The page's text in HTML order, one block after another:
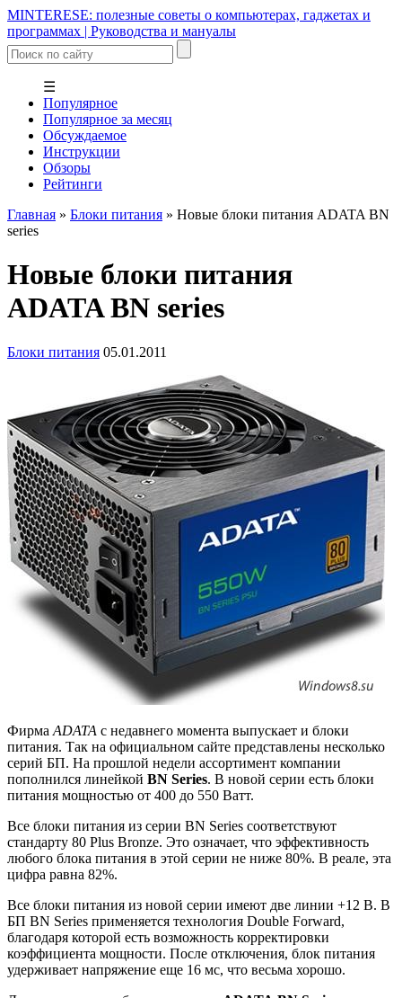
MINTERESE: полезные советы о компьютерах, гаджетах и
программах | Руководства и мануалы
☰
Популярное
Популярное за месяц
Обсуждаемое
Инструкции
Обзоры
Рейтинги
Главная » Блоки питания » Новые блоки питания ADATA BN
series
Новые блоки питания
ADATA BN series
Блоки питания 05.01.2011
Фирма ADATA с недавнего момента выпускает и блоки
питания. Так на официальном сайте представлены несколько
серий БП. На прошлой недели ассортимент компании
пополнился линейкой BN Series. В новой серии есть блоки
питания мощностью от 400 до 550 Ватт.
Все блоки питания из серии BN Series соответствуют
стандарту 80 Plus Bronze. Это означает, что эффективность
любого блока питания в этой серии не ниже 80%. В реале, эта
цифра равна 82%.
Все блоки питания из новой серии имеют две линии +12 В. В
БП BN Series применяется технология Double Forward,
благодаря которой есть возможность корректировки
коэффициента мощности. После отключения, блок питания
удерживает напряжение еще 16 мс, что весьма хорошо.